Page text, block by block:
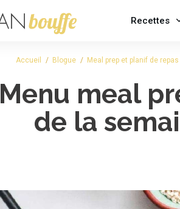
Recettes
Accueil / Blogue / Meal prep et planif de repas
Menu meal
de la